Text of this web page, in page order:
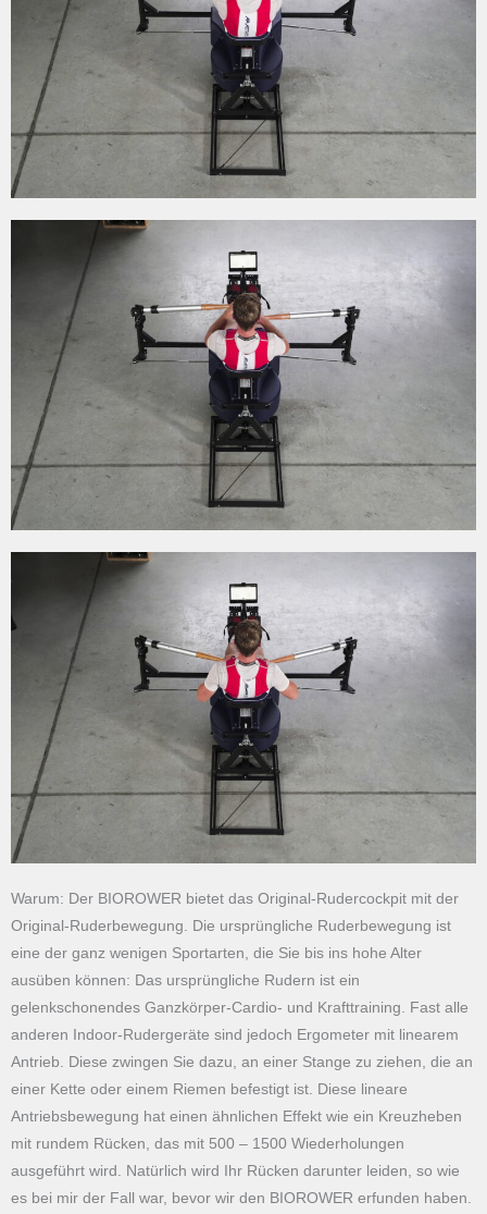
Warum: Der BIOROWER bietet das Original-Rudercockpit mit der
Original-Ruderbewegung. Die ursprüngliche Ruderbewegung ist
eine der ganz wenigen Sportarten, die Sie bis ins hohe Alter
ausüben können: Das ursprüngliche Rudern ist ein
gelenkschonendes Ganzkörper-Cardio- und Krafttraining. Fast alle
anderen Indoor-Rudergeräte sind jedoch Ergometer mit linearem
Antrieb. Diese zwingen Sie dazu, an einer Stange zu ziehen, die an
einer Kette oder einem Riemen befestigt ist. Diese lineare
Antriebsbewegung hat einen ähnlichen Effekt wie ein Kreuzheben
mit rundem Rücken, das mit 500 – 1500 Wiederholungen
ausgeführt wird. Natürlich wird Ihr Rücken darunter leiden, so wie
es bei mir der Fall war, bevor wir den BIOROWER erfunden haben.